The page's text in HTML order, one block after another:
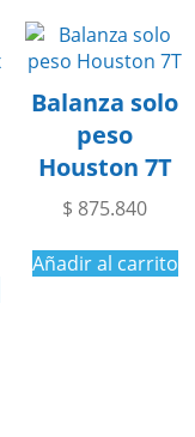
Balanza solo
peso
Houston 7T
$ 875.840
Añadir al carrito